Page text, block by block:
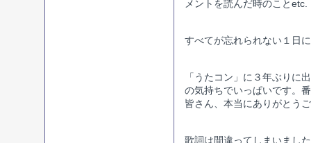
メントを読んだ時のことetc.
すべてが忘れられない１日
「うたコン」に３年ぶりに
の気持ちでいっぱいです。
皆さん、本当にありがとう
歌詞は間違ってしまいまし